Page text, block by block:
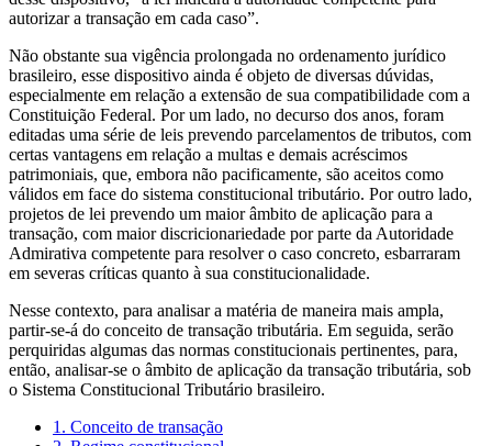
autorizar a transação em cada caso”.
Não obstante sua vigência prolongada no ordenamento jurídico
brasileiro, esse dispositivo ainda é objeto de diversas dúvidas,
especialmente em relação a extensão de sua compatibilidade com a
Constituição Federal. Por um lado, no decurso dos anos, foram
editadas uma série de leis prevendo parcelamentos de tributos, com
certas vantagens em relação a multas e demais acréscimos
patrimoniais, que, embora não pacificamente, são aceitos como
válidos em face do sistema constitucional tributário. Por outro lado,
projetos de lei prevendo um maior âmbito de aplicação para a
transação, com maior discricionariedade por parte da Autoridade
Admirativa competente para resolver o caso concreto, esbarraram
em severas críticas quanto à sua constitucionalidade.
Nesse contexto, para analisar a matéria de maneira mais ampla,
partir-se-á do conceito de transação tributária. Em seguida, serão
perquiridas algumas das normas constitucionais pertinentes, para,
então, analisar-se o âmbito de aplicação da transação tributária, sob
o Sistema Constitucional Tributário brasileiro.
1. Conceito de transação